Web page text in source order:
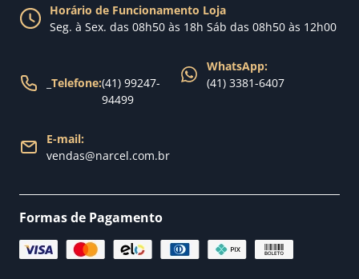
Nossa loja
Política de Trocas
Política de Entrega
Horário de Funcionamento Loja
Seg. à Sex. das 08h50 às 18h Sáb das 08h50 às 12h00
Telefone:(41) 99247-
94499
WhatsApp:
(41) 3381-6407
E-mail:
vendas@narcel.com.br
Formas de Pagamento